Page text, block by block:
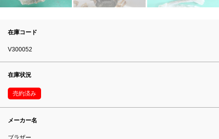
在庫コード
V300052
在庫状況
売約済み
メーカー名
ブラザー